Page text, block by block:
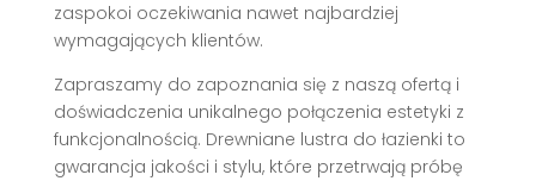
zaspokoi oczekiwania nawet najbardziej
wymagających klientów.
Zapraszamy do zapoznania się z naszą ofertą i
doświadczenia unikalnego połączenia estetyki z
funkcjonalnością. Drewniane lustra do łazienki to
gwarancja jakości i stylu, które przetrwają próbę